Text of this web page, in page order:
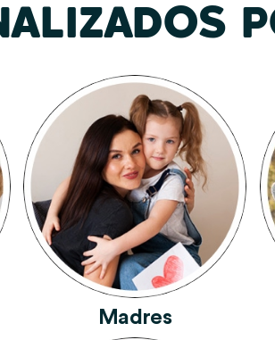
Madres